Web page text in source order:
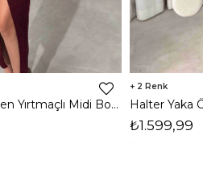
Halter Yaka Önden Yırtmaçlı Midi Boy Bordo Hasre Kadın Elbise 26Y502
2
₺1.599,99